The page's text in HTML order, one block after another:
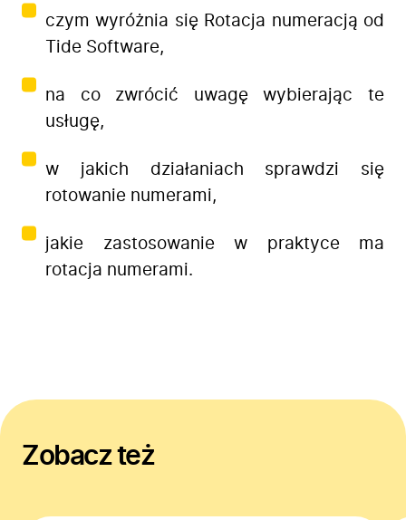
Produkty
Branże
czym wyróżnia się Rotacja numeracją od
Tide Software,
na co zwrócić uwagę wybierając te
usługę,
w jakich działaniach sprawdzi się
rotowanie numerami,
jakie zastosowanie w praktyce ma
rotacja numerami.
Zobacz też